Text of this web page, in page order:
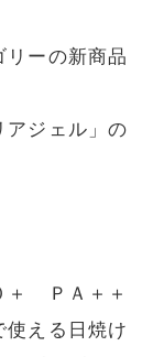
リーの新商品
ジェル」の
＋ ＰＡ＋＋
使える日焼け